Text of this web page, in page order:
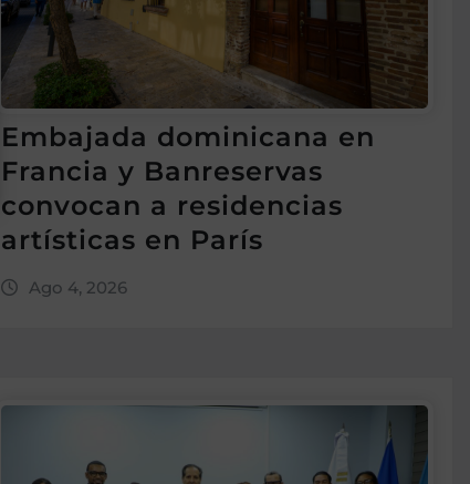
Embajada dominicana en
Francia y Banreservas
convocan a residencias
artísticas en París
Ago 4, 2026